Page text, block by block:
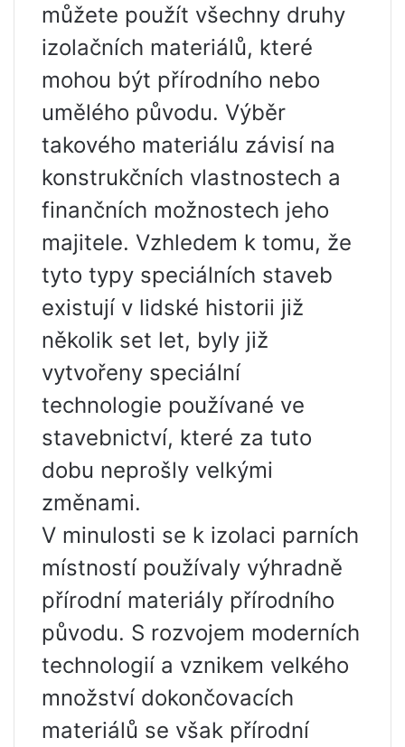
můžete použít všechny druhy
izolačních materiálů, které
mohou být přírodního nebo
umělého původu. Výběr
takového materiálu závisí na
konstrukčních vlastnostech a
finančních možnostech jeho
majitele. Vzhledem k tomu, že
tyto typy speciálních staveb
existují v lidské historii již
několik set let, byly již
vytvořeny speciální
technologie používané ve
stavebnictví, které za tuto
dobu neprošly velkými
změnami.
V minulosti se k izolaci parních
místností používaly výhradně
přírodní materiály přírodního
původu. S rozvojem moderních
technologií a vznikem velkého
množství dokončovacích
materiálů se však přírodní